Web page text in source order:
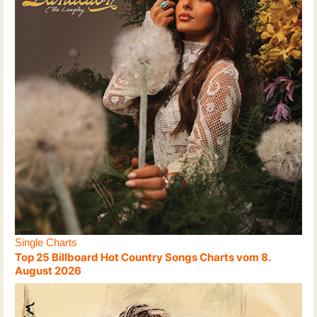
Single Charts
Top 25 Billboard Hot Country Songs Charts vom 8.
August 2026